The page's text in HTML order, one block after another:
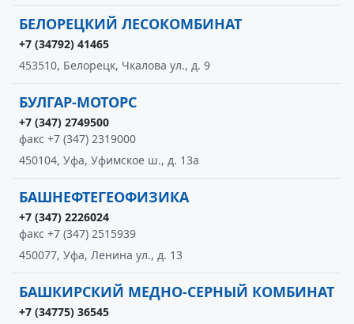
БЕЛОРЕЦКИЙ ЛЕСОКОМБИНАТ
+7 (34792) 41465
453510, Белорецк, Чкалова ул., д. 9
БУЛГАР-МОТОРС
+7 (347) 2749500
факс +7 (347) 2319000
450104, Уфа, Уфимское ш., д. 13а
БАШНЕФТЕГЕОФИЗИКА
+7 (347) 2226024
факс +7 (347) 2515939
450077, Уфа, Ленина ул., д. 13
БАШКИРСКИЙ МЕДНО-СЕРНЫЙ КОМБИНАТ
+7 (34775) 36545